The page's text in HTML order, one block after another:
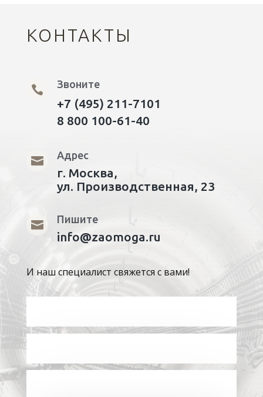
КОНТАКТЫ
 Звоните
+7 (495) 211-7101
8 800 100-61-40
 Адрес
г. Москва,
ул. Производственная, 23
 Пишите
info@zaomoga.ru
И наш специалист свяжется с вами!